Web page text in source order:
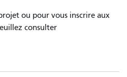
ou pour vous inscrire aux
consulter